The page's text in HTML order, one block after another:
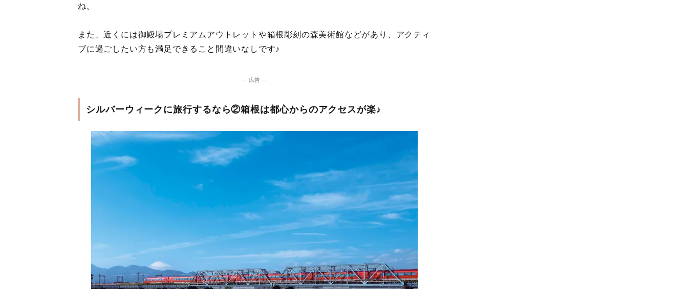
ね。
また、近くには御殿場プレミアムアウトレットや箱根彫刻の森美術館などがあり、アクティ
ブに過ごしたい方も満足できること間違いなしです♪
― 広告 ―
シルバーウィークに旅行するなら②箱根は都心からのアクセスが楽♪